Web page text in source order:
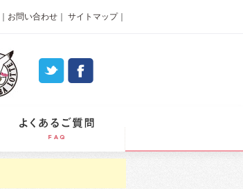
お問い合わせ サイトマップ｜